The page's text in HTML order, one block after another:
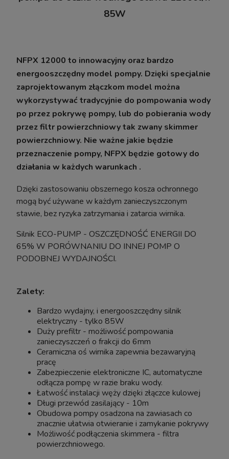
Pinceta Pęseta Prosta Hobby Tool 30cm
13,99 zł
Cena regularna: 17,10 zł
Najniższa cena:17,10 zł
powiadom o dostępności
85W
NFPX 12000 to innowacyjny oraz bardzo
energooszczędny model pompy. Dzięki specjalnie
zaprojektowanym złączkom model można
wykorzystywać tradycyjnie do pompowania wody
po przez pokrywę pompy, lub do pobierania wody
przez filtr powierzchniowy tak zwany skimmer
powierzchniowy. Nie ważne jakie będzie
przeznaczenie pompy, NFPX będzie gotowy do
działania w każdych warunkach .
Dzięki zastosowaniu obszernego kosza ochronnego
mogą być używane w każdym zanieczyszczonym
stawie, bez ryzyka zatrzymania i zatarcia wirnika.
Silnik ECO-PUMP - OSZCZĘDNOŚĆ ENERGII DO
65% W PORÓWNANIU DO INNEJ POMP O
PODOBNEJ WYDAJNOŚCI.
Zalety:
Bardzo wydajny, i energooszczędny silnik
elektryczny - tylko 85W
Duży prefiltr - możliwość pompowania
zanieczyszczeń o frakcji do 6mm
Ceramiczna oś wirnika zapewnia bezawaryjną
pracę
Zabezpieczenie elektroniczne IC, automatyczne
odłącza pompę w razie braku wody.
Łatwość instalacji węży dzięki złączce kulowej
Długi przewód zasilający - 10m
Obudowa pompy osadzona na zawiasach co
znacznie ułatwia otwieranie i zamykanie pokrywy
Możliwość podłączenia skimmera - filtra
powierzchniowego.